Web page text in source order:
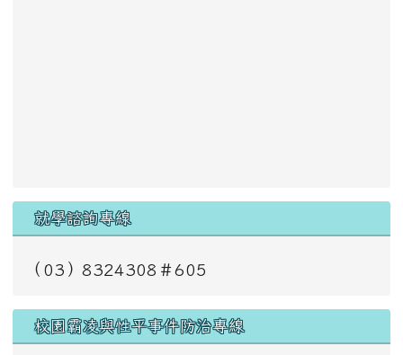
就學諮詢專線
（03）8324308＃605
校園霸凌與性平事件防治專線